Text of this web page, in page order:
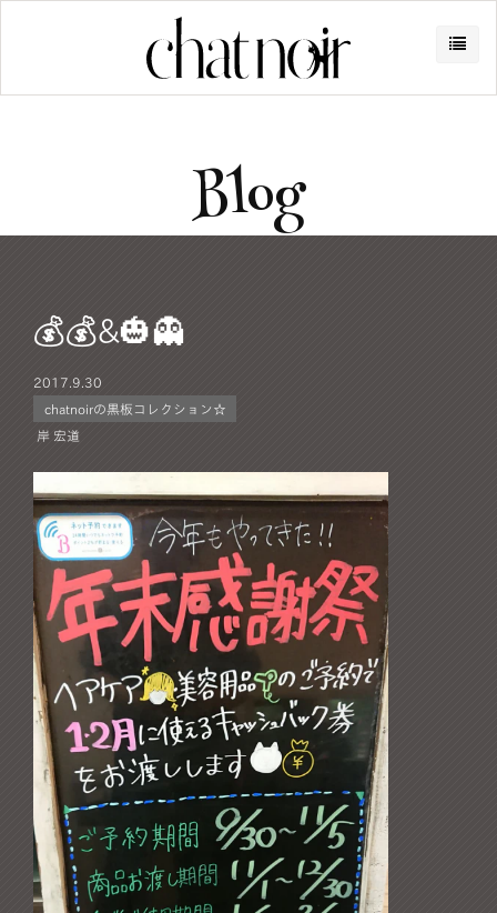
Blog
💰💰&🎃👻
2017. 9.30
chatnoirの黒板コレクション☆
岸 宏道